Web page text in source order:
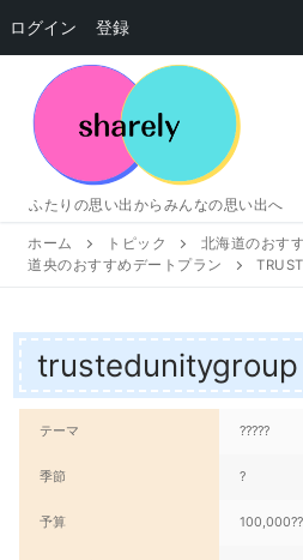
ログイン 登録
プ
ふたりの思い出からみんなの思い出へ
ホーム トピック
北海道のおす
道央のおすすめデートプラン
trustedunitygroup
テーマ ?????
季節 ?
予算 100,000??